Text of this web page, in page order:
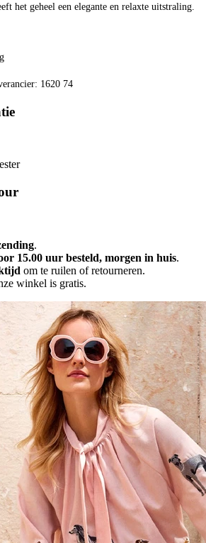
het geheel een elegante en relaxte uitstraling.
1620 74
.
15.00 uur besteld, morgen in huis.
om te ruilen of retourneren.
winkel is gratis.